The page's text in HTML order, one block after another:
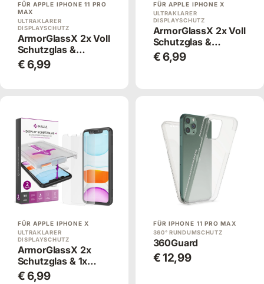
FÜR APPLE IPHONE 11 PRO
MAX
ULTRAKLARER
DISPLAYSCHUTZ
ArmorGlassX 2x Voll
Schutzglas &
Applikator
€ 6,99
FÜR APPLE IPHONE X
ULTRAKLARER
DISPLAYSCHUTZ
ArmorGlassX 2x Voll
Schutzglas &
Applikator
€ 6,99
FÜR APPLE IPHONE X
ULTRAKLARER
DISPLAYSCHUTZ
ArmorGlassX 2x
Schutzglas & 1x
Applikator
€ 6,99
FÜR IPHONE 11 PRO MAX
360° RUNDUMSCHUTZ
360Guard
€ 12,99